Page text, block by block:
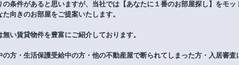
条件があると思いますが、当社では【あなたに１番のお部屋探し】をモッ
向きのお部屋をご提案いたします。
い賃貸物件を豊富にご紹介しております。
方・生活保護受給中の方・他の不動産屋で断られてしまった方・入居審査